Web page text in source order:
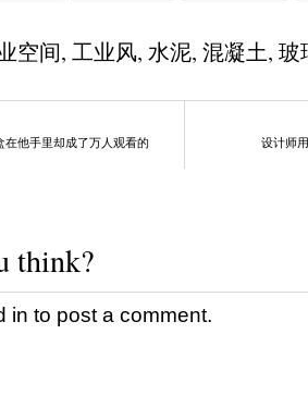
空间, 工业风, 水泥, 混凝土, 玻
在他手里却成了万人观看的
设计师
think?
in to post a comment.